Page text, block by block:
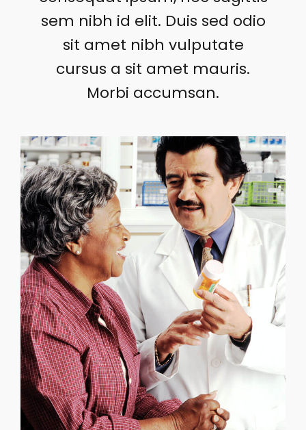
sem nibh id elit. Duis sed odio
sit amet nibh vulputate
cursus a sit amet mauris.
Morbi accumsan.